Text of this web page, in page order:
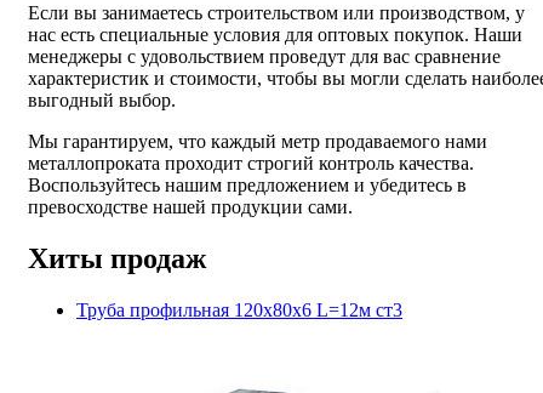
Если вы занимаетесь строительством или производством, у
нас есть специальные условия для оптовых покупок. Наши
менеджеры с удовольствием проведут для вас сравнение
характеристик и стоимости, чтобы вы могли сделать
выгодный выбор.
Мы гарантируем, что каждый метр продаваемого нами
металлопроката проходит строгий контроль качества.
Воспользуйтесь нашим предложением и убедитесь в
превосходстве нашей продукции сами.
Хиты продаж
Труба профильная 120х80х6 L=12м ст3